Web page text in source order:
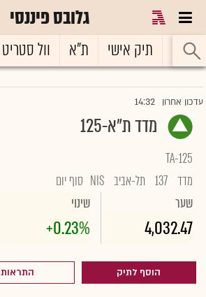
גלובס פיננסי
ראשי תיק אישי ת"א וול סטריט
עדכון אחרון 14:32
מדד ת"א-125
TA-125
מדד 137 תל-אביב NIS סוף יום
שער
4,032.47
שינוי
+0.23%
הוסף לתיק התראות